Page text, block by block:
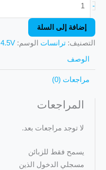
-
إضافة إلى السلة
التصنيف:ترانسات الوسم:4.5V
الوصف
مراجعات (0)
المراجعات
لا توجد مراجعات بعد.
يسمح فقط للزبائن
مسجلي الدخول الذين